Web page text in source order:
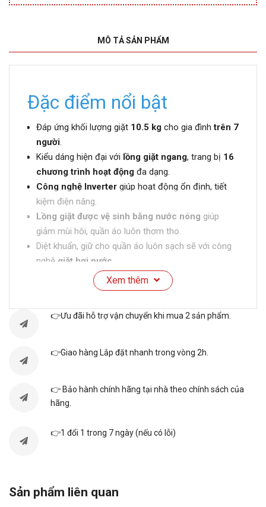
MÔ TẢ SẢN PHẨM
Đặc điểm nổi bật
Đáp ứng khối lượng giặt 10.5 kg cho gia đình trên 7
người.
Kiểu dáng hiện đại với lồng giặt ngang, trang bị 16
chương trình hoạt động đa dạng.
Công nghệ Inverter giúp hoạt động ổn định, tiết
kiệm điện năng.
Lồng giặt được vệ sinh bằng nước nóng giúp
giảm mùi hôi, quần áo luôn thơm tho.
Diệt khuẩn, giữ cho quần áo luôn sạch sẽ với công
nghệ giặt hơi nước
giặt chống nhăn , hạn chế tình trạng
quần áo bị nhăn, dễ ủi hơn.
Thông số kỹ thuật
Model: BD-1054HVOS
Màu
sắc:
Xám đậm
Nhà
Xuất xứ
Xem thêm
👉Ưu đãi hỗ trợ vận chuyển khi mua 2 sản phẩm.
👉Giao hàng Lắp đặt nhanh trong vòng 2h.
👉 Bảo hành chính hãng tại nhà theo chính sách của
hãng.
👉1 đổi 1 trong 7 ngày (nếu có lỗi)
Sản phẩm liên quan